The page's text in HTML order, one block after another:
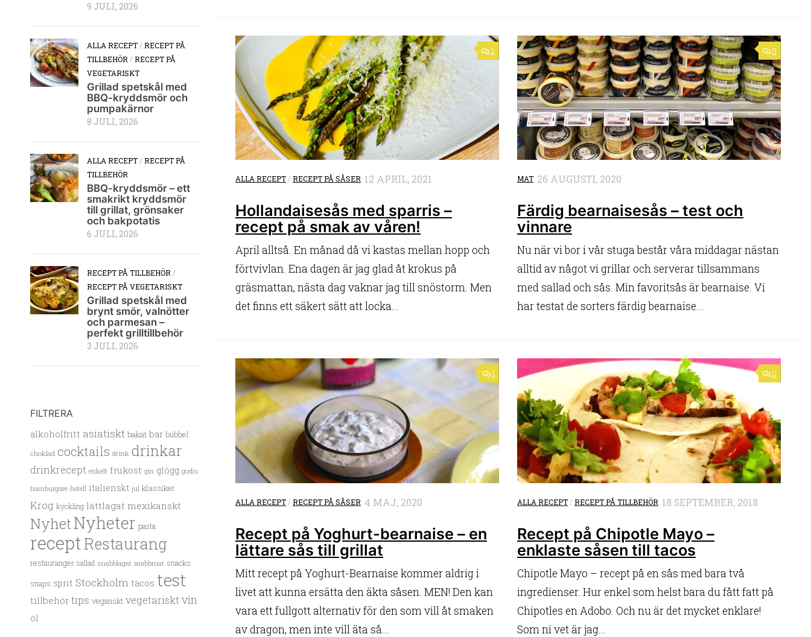
2
ALLA RECEPT /RECEPT PÅ SÅSER 12 APRIL, 2021
Hollandaisesås med sparris –
recept på smak av våren!
April alltså. En månad då vi kastas mellan hopp och
förtvivlan. Ena dagen är jag glad åt krokus på
gräsmattan, nästa dag vaknar jag till snöstorm. Men
det finns ett säkert sätt att locka...
0
MAT 26 AUGUSTI, 2020
Färdig bearnaisesås – test och
vinnare
Nu när vi bor i vår stuga består våra middagar nästan
alltid av något vi grillar och serverar tillsammans
med sallad och sås. Min favoritsås är bearnaise. Vi
har testat de sorters färdig bearnaise...
1
ALLA RECEPT /RECEPT PÅ SÅSER 4 MAJ, 2020
Recept på Yoghurt-bearnaise – en
lättare sås till grillat
Mitt recept på Yoghurt-Bearnaise kommer aldrig i
livet att kunna ersätta den äkta såsen. MEN! Den kan
vara ett fullgott alternativ för den som vill åt smaken
av dragon, men inte vill äta så...
0
ALLA RECEPT /RECEPT PÅ TILLBEHÖR 18 SEPTEMBER, 2018
Recept på Chipotle Mayo –
enklaste såsen till tacos
Chipotle Mayo – recept på en sås med bara två
ingredienser. Hur enkel som helst bara du fått fatt på
Chipotles en Adobo. Och nu är det mycket enklare!
Som ni vet är jag...
9 JULI, 2026
ALLA RECEPT /RECEPT PÅ
TILLBEHÖR /RECEPT PÅ
VEGETARISKT
Grillad spetskål med
BBQ-kryddsmör och
pumpakärnor
8 JULI, 2026
ALLA RECEPT /RECEPT PÅ
TILLBEHÖR
BBQ-kryddsmör – ett
smakrikt kryddsmör
till grillat, grönsaker
och bakpotatis
6 JULI, 2026
RECEPT PÅ TILLBEHÖR /
RECEPT PÅ VEGETARISKT
Grillad spetskål med
brynt smör, valnötter
och parmesan –
perfekt grilltillbehör
3 JULI, 2026
FILTRERA
alkoholfritt asiatiskt bakat bar bubbel
choklad cocktails drink drinkar
drinkrecept enkelt frukost gin glögg godis
hamburgare hotell italienskt jul klassiker
Krog kyckling lättlagat mexikanskt
NyhetNyheter pasta
receptRestaurang
restauranger sallad snabblagat snabbmat snacks
snaps sprit Stockholm tacos test
tillbehör tips veganskt vegetarisktvin
öl